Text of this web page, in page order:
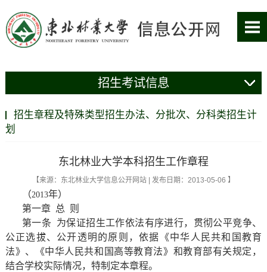
招生考试信息
招生章程及特殊类型招生办法、分批次、分科类招生计
划
东北林业大学本科招生工作章程
【来源：东北林业大学信息公开网站 | 发布日期：2013-05-06 】
（2013年）
第一章 总 则
第一条
为保证招生工作依法有序进行，贯彻公平竞争、
公正选拔、公开透明的原则，依据《中华人民共和国教育
法》、《中华人民共和国高等教育法》和教育部有关规定，
结合学校实际情况，特制定本章程。